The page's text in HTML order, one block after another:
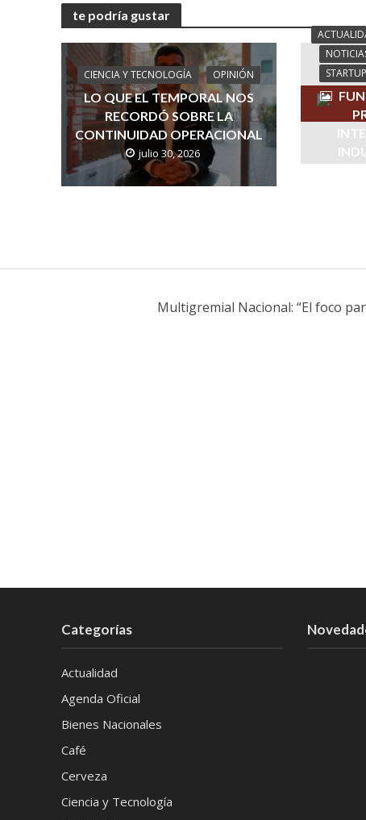
te podría gustar
CIENCIA Y TECNOLOGÍA OPINIÓN
LO QUE EL TEMPORAL NOS
RECORDÓ SOBRE LA
CONTINUIDAD OPERACIONAL
julio 30, 2026
Multigremial Nacional: “El foco
Categorías
Actualidad
Agenda Oficial
Bienes Nacionales
Café
Cerveza
Ciencia y Tecnología